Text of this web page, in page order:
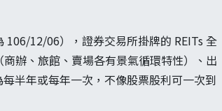
106/12/06），證券交易所掛牌的 REITs 全
辦、旅館、賣場各有景氣循環特性）、出
半年或每年一次，不像股票股利可一次到